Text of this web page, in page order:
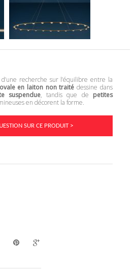
recherche sur l’équilibre entre la
ovale en laiton non traité dessine dans
suspendue, tandis que de petites
en décorent la forme.
SUR CE PRODUIT >